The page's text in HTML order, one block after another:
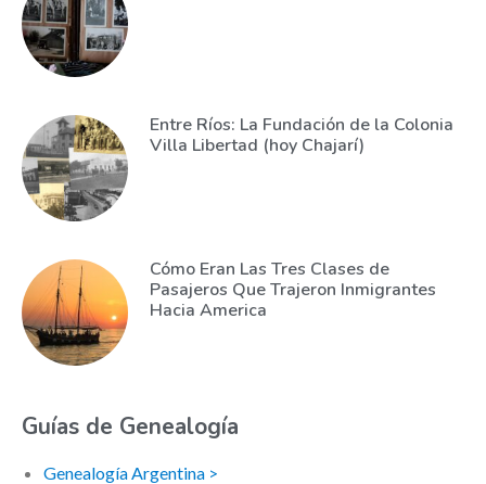
Entre Ríos: La Fundación de la Colonia
Villa Libertad (hoy Chajarí)
Cómo Eran Las Tres Clases de
Pasajeros Que Trajeron Inmigrantes
Hacia America
Guías de Genealogía
Genealogía Argentina >